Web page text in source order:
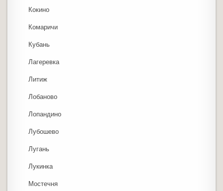
Кокино
Комаричи
Кубань
Лагеревка
Литиж
Лобаново
Лопандино
Лубошево
Лугань
Лукинка
Мостечня